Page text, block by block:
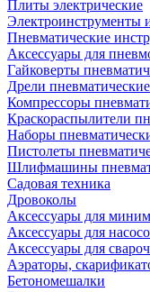
Плиты электрические
Электроинструменты
Пневматические
Аксессуары для
Гайковерты
Дрели пневматические
Компрессоры
Краскораспылители
Наборы
Пистолеты
Шлифмашины
Садовая техника
Дровоколы
Аксессуары для
Аксессуары для
Аксессуары для
Аэраторы,
Бетономешалки